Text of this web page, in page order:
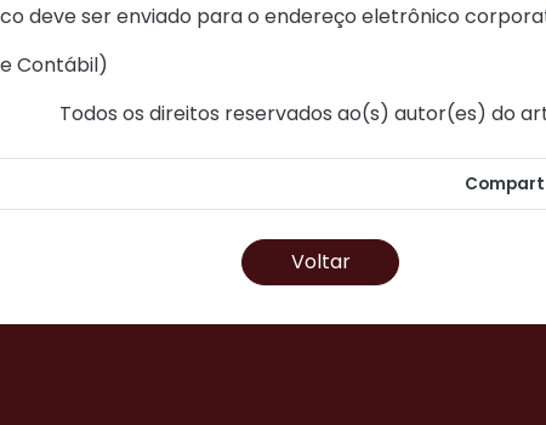
deve ser enviado para o endereço eletrônico
Contábil)
Todos os direitos reservados ao(s) autor(es) do
Voltar